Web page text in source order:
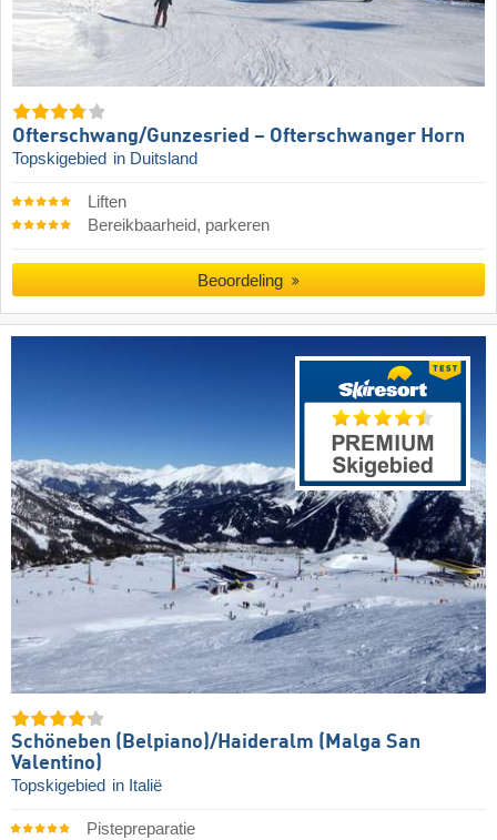
Ofterschwang/​Gunzesried – Ofterschwanger Horn
Topskigebied in Duitsland
Liften
Bereikbaarheid, parkeren
Beoordeling
Schöneben (Belpiano)/​Haideralm (Malga San
Valentino)
Topskigebied in Italië
Pistepreparatie